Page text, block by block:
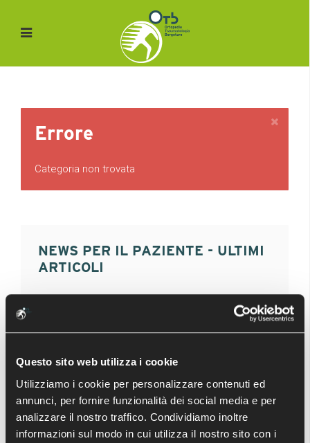
Questo sito web utilizza i cookie
Utilizziamo i cookie per personalizzare contenuti ed
annunci, per fornire funzionalità dei social media e per
analizzare il nostro traffico. Condividiamo inoltre
informazioni sul modo in cui utilizza il nostro sito con i
Errore
Categoria non trovata
NEWS PER IL PAZIENTE - ULTIMI
ARTICOLI
Artroscopia del ginocchio
Lesioni meniscali